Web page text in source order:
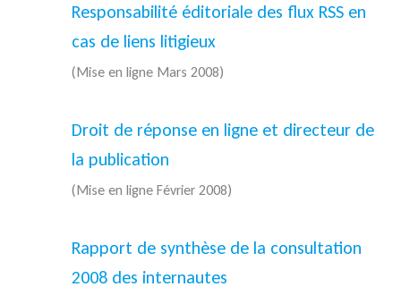
Responsabilité éditoriale des flux RSS en
cas de liens litigieux
(Mise en ligne Mars 2008)
Droit de réponse en ligne et directeur de
la publication
(Mise en ligne Février 2008)
Rapport de synthèse de la consultation
2008 des internautes